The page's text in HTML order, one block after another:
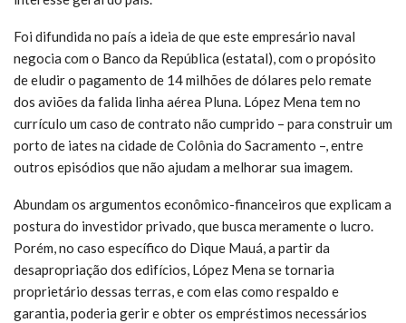
Foi difundida no país a ideia de que este empresário naval
negocia com o Banco da República (estatal), com o propósito
de eludir o pagamento de 14 milhões de dólares pelo remate
dos aviões da falida linha aérea Pluna. López Mena tem no
currículo um caso de contrato não cumprido – para construir um
porto de iates na cidade de Colônia do Sacramento –, entre
outros episódios que não ajudam a melhorar sua imagem.
Abundam os argumentos econômico-financeiros que explicam a
postura do investidor privado, que busca meramente o lucro.
Porém, no caso específico do Dique Mauá, a partir da
desapropriação dos edifícios, López Mena se tornaria
proprietário dessas terras, e com elas como respaldo e
garantia, poderia gerir e obter os empréstimos necessários